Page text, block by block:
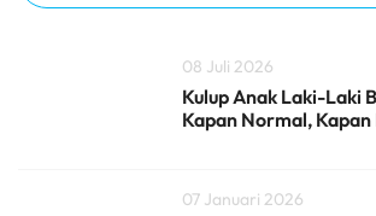
08 Juli 2026
Kulup Anak Laki-Laki
Kapan Normal,
07 Januari 2026